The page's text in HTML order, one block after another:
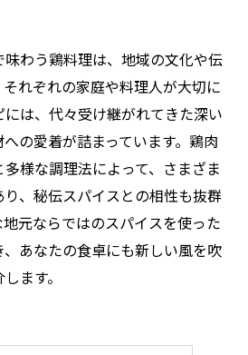
わう鶏料理は、地域の文化や伝
れぞれの家庭や料理人が大切に
は、代々受け継がれてきた深い
の愛着が詰まっています。鶏肉
様な調理法によって、さまざま
、秘伝スパイスとの相性も抜群
元ならではのスパイスを使った
あなたの食卓にも新しい風を吹
ます。